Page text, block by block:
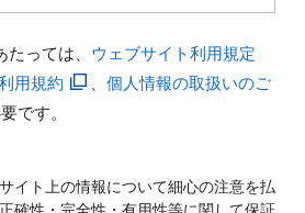
っては、 ウェブサイト利用規定
用規約
個人情報の取扱いのご
です。
イト上の情報について細心の注意を払
確性・完全性・有用性等に関して保証